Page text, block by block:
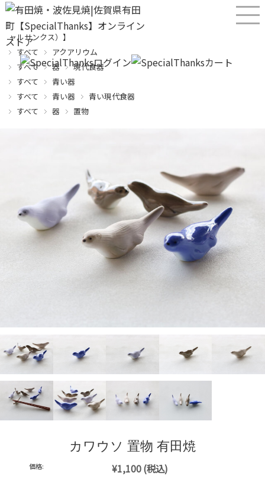
産直！有田焼、波佐見焼オンラインショップ【SPECIALTHANKS（スペシ
ャルサンクス）】
すべて
アクアリウム
すべて
器
現代食器
すべて
青い器
すべて
青い器
青い現代食器
すべて
器 置物
カワウソ 置物 有田焼
価格: ¥1,100(税込)